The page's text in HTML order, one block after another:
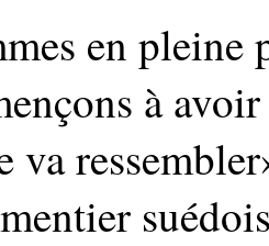
en pleine
à
va